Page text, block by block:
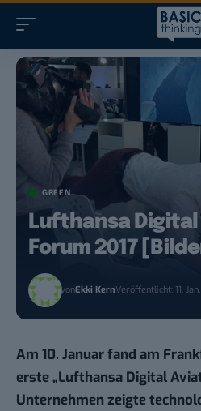
GREEN
Lufthansa
Forum 2017
vonEkki KernVeröffentlicht: 11.
Am 10. Januar fand am
erste „Lufthansa Digital
Unternehmen zeigte